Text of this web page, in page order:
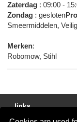
Zaterdag : 09:00 -
Zondag : gesloten
Smeermiddelen,
Merken:
Robomow, Stihl
links